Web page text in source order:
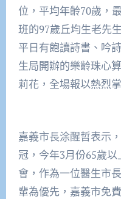
位，平均年齡70歲，
班的97歲丘均生老先
平日有飽讀詩書、吟
生局開辦的樂齡珠心
莉花，全場報以熱烈
嘉義市長涂醒哲表示
冠，今年3月份65歲
會，作為一位醫生市
輩為優先，嘉義市免